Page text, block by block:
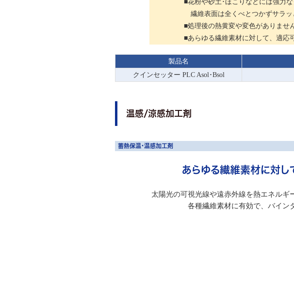
■花粉や砂土･ほこりなどには強力
繊維表面は全くべとつかずサラッ
■処理後の熱黄変や変色がありませ
■あらゆる繊維素材に対して、適応
製品名
クインセッター PLC Asol･Bsol
温感/涼感加工剤
蓄熱保温・温感加工剤
あらゆる繊維素材に対し
太陽光の可視光線や遠赤外線を熱エネルギ
各種繊維素材に有効で、バイン